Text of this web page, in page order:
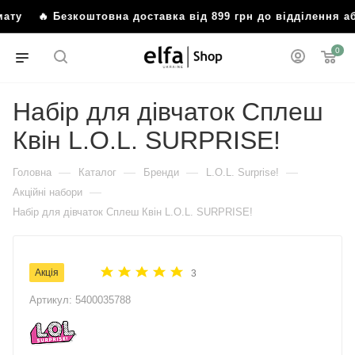
🔥 Безкоштовна доставка від 899 грн до відділення
0
Набір для дівчаток Сплеш
Квін L.O.L. SURPRISE!
Головна — Каталог — Бренди — L.O.L. Surprise! —
Акційні набори —
Набір для дівчаток Сплеш Квін L.O.L. SURPRISE!
Акція 3
Артикул: 5400035788